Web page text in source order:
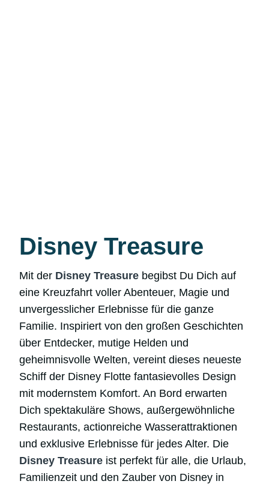
Disney Treasure
Mit der Disney Treasure begibst Du Dich auf
eine Kreuzfahrt voller Abenteuer, Magie und
unvergesslicher Erlebnisse für die ganze
Familie. Inspiriert von den großen Geschichten
über Entdecker, mutige Helden und
geheimnisvolle Welten, vereint dieses neueste
Schiff der Disney Flotte fantasievolles Design
mit modernstem Komfort. An Bord erwarten
Dich spektakuläre Shows, außergewöhnliche
Restaurants, actionreiche Wasserattraktionen
und exklusive Erlebnisse für jedes Alter. Die
Disney Treasure ist perfekt für alle, die Urlaub,
Familienzeit und den Zauber von Disney in